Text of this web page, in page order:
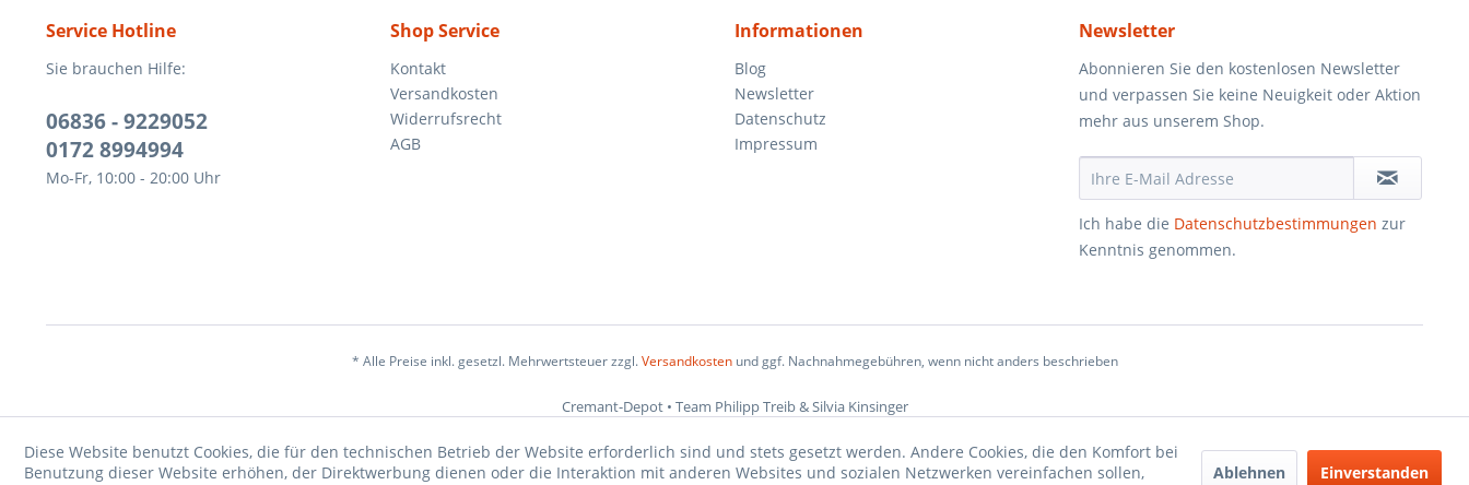
Service Hotline
Sie brauchen Hilfe:
06836 - 9229052
0172 8994994
Mo-Fr, 10:00 - 20:00 Uhr
Shop Service
Kontakt
Versandkosten
Widerrufsrecht
AGB
Informationen
Blog
Newsletter
Datenschutz
Impressum
Newsletter
Abonnieren Sie den kostenlosen Newsletter
und verpassen Sie keine Neuigkeit oder Aktion
mehr aus unserem Shop.
Ich habe die Datenschutzbestimmungen zur
Kenntnis genommen.
* Alle Preise inkl. gesetzl. Mehrwertsteuer zzgl.Versandkostenund ggf. Nachnahmegebühren, wenn nicht anders beschrieben
Cremant-Depot • Team Philipp Treib & Silvia Kinsinger
Diese Website benutzt Cookies, die für den technischen Betrieb der Website erforderlich sind und stets gesetzt werden. Andere Cookies, die den Komfort bei
Benutzung dieser Website erhöhen, der Direktwerbung dienen oder die Interaktion mit anderen Websites und sozialen Netzwerken vereinfachen sollen,
Ablehnen Einverstanden